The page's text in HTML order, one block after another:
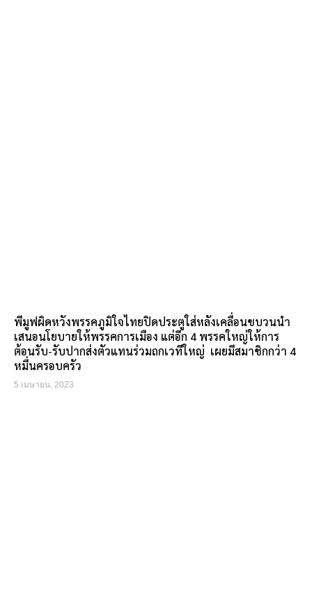
พีมูฟผิดหวังพรรคภูมิใจไทยปิดประตูใส่หลังเคลื่อนขบวนนำ
เสนอนโยบายให้พรรคการเมือง แต่อีก 4 พรรคใหญ่ให้การ
ต้อนรับ-รับปากส่งตัวแทนร่วมถกเวทีใหญ่ เผยมีสมาชิกกว่า 4
หมื่นครอบครัว
5 เมษายน, 2023